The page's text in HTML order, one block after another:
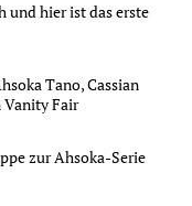
und hier ist das erste
Tano, Cassian
Vanity Fair
zur Ahsoka-Serie